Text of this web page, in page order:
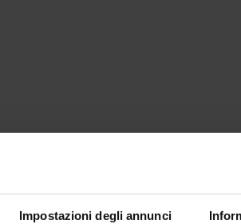
Impostazioni degli annunci